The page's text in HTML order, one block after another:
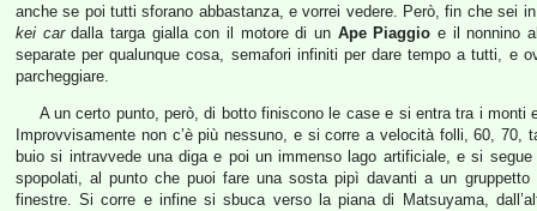
anche se poi tutti sforano abbastanza, e vorrei vedere. Però, fin che sei
kei cardalla targa gialla con il motore di un Ape Piaggio e il nonnino
separate per qualunque cosa, semafori infiniti per dare tempo a tutti, e
parcheggiare.
A un certo punto, però, di botto finiscono le case e si entra tra i
Improvvisamente non c’è più nessuno, e si corre a velocità folli, 60,
buio si intravvede una diga e poi un immenso lago artificiale, e si
spopolati, al punto che puoi fare una sosta pipì davanti a un
finestre. Si corre e infine si sbuca verso la piana di Matsuyama,